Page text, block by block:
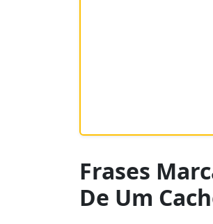
Frases
De Um